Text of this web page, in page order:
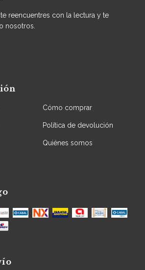
reencuentres con la lectura y te
nosotros.
Cómo comprar
Política de devolución
Quiénes somos